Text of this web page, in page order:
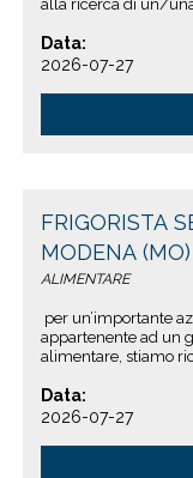
alla ricerca di un/
Data:
2026-07-27
FRIGORISTA
MODENA (MO)
ALIMENTARE
per un’importante
appartenente ad un
alimentare, stiamo
Data:
2026-07-27